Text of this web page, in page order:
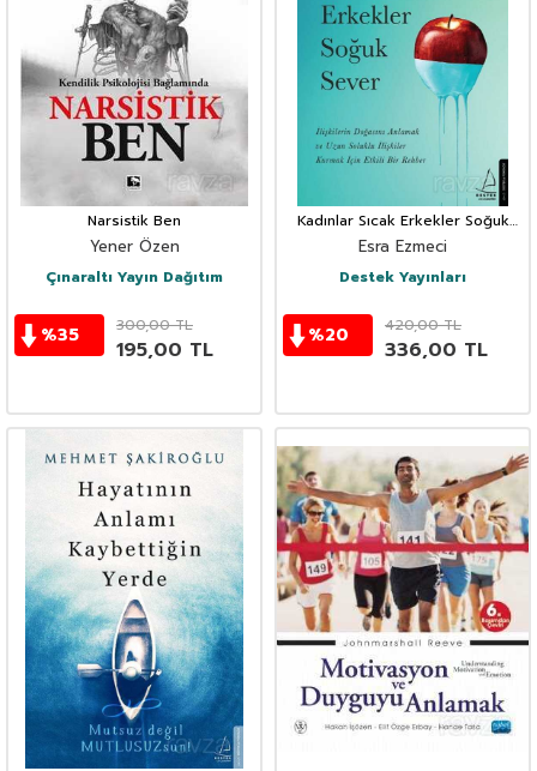
Narsistik Ben
Yener Özen
Çınaraltı Yayın Dağıtım
%35 300,00TL
195,00 TL
Kadınlar Sıcak Erkekler Soğuk
Sever
Esra Ezmeci
Destek Yayınları
%20 420,00TL
336,00 TL